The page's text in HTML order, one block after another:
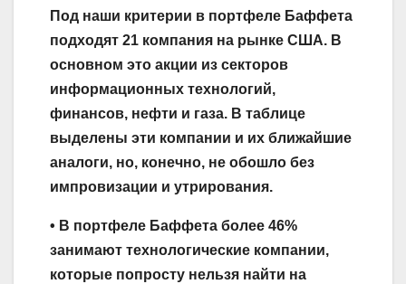
Под наши критерии в портфеле Баффета
подходят 21 компания на рынке США. В
основном это акции из секторов
информационных технологий,
финансов, нефти и газа. В таблице
выделены эти компании и их ближайшие
аналоги, но, конечно, не обошло без
импровизации и утрирования.
• В портфеле Баффета более 46%
занимают технологические компании,
которые попросту нельзя найти на